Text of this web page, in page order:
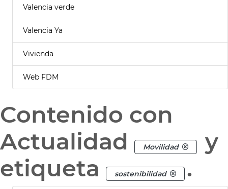
Valencia verde
Valencia Ya
Vivienda
Web FDM
Contenido con
Actualidad
Movilidad
y
etiqueta
sostenibilidad .